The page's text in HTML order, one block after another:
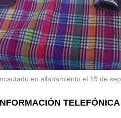
en allanamiento el 19 de
TELEFÓNICA